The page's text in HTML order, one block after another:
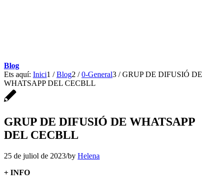
Blog
Ets aquí: Inici1 / Blog2 / 0-General3 / GRUP DE DIFUSIÓ DE
WHATSAPP DEL CECBLL
GRUP DE DIFUSIÓ DE WHATSAPP
DEL CECBLL
25 de juliol de 2023/by Helena
+ INFO